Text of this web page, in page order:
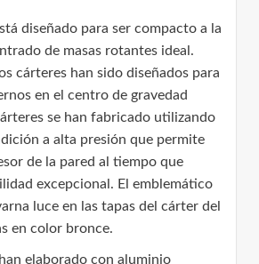
diseñado para ser compacto a la
de masas rotantes ideal.
cárteres han sido diseñados para
en el centro de gravedad
se han fabricado utilizando
a alta presión que permite
de la pared al tiempo que
excepcional. El emblemático
luce en las tapas del cárter del
en color bronce.
elaborado con aluminio